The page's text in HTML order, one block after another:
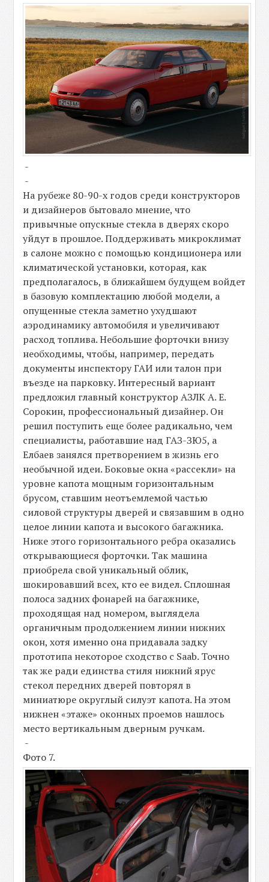
-
-
На рубеже 80-90-х годов среди конструкторов
и дизайнеров бытовало мнение, что
привычные опускные стекла в дверях скоро
уйдут в прошлое. Поддерживать микроклимат
в салоне можно с помощью кондиционера или
климатической установки, которая, как
предполагалось, в ближайшем будущем войдет
в базовую комплектацию любой модели, а
опущенные стекла заметно ухудшают
аэродинамику автомобиля и увеличивают
расход топлива. Небольшие форточки внизу
необходимы, чтобы, например, передать
документы инспектору ГАИ или талон при
въезде на парковку. Интересный вариант
предложил главный конструктор АЗЛК А. Е.
Сорокин, профессиональный дизайнер. Он
решил поступить еще более радикально, чем
специалисты, работавшие над ГАЗ-ЗЮ5, а
Елбаев занялся претворением в жизнь его
необычной идеи. Боковые окна «рассекли» на
уровне капота мощным горизонтальным
брусом, ставшим неотъемлемой частью
силовой структуры дверей и связавшим в одно
целое линии капота и высокого багажника.
Ниже этого горизонтального ребра оказались
открывающиеся форточки. Так машина
приобрела свой уникальный облик,
шокировавший всех, кто ее видел. Сплошная
полоса задних фонарей на багажнике,
проходящая над номером, выглядела
органичным продолжением линии нижних
окон, хотя именно она придавала задку
прототипа некоторое сходство с Saab. Точно
так же ради единства стиля нижний ярус
стекол передних дверей повторял в
миниатюре округлый силуэт капота. На этом
нижнен «этаже» оконных проемов нашлось
место вертикальным дверным ручкам.
-
Фото 7.